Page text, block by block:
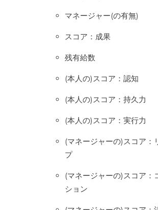
マネージャー(の有無)
スコア：成果
残有給数
(本人の)スコア：認知
(本人の)スコア：持久力
(本人の)スコア：実行力
(マネージャーの)スコア：
プ
(マネージャーの)スコア：
ション